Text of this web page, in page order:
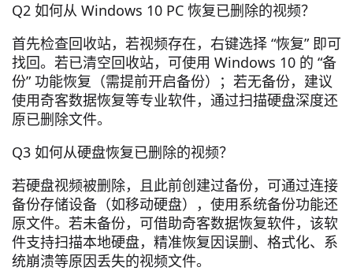
Q2 如何从 Windows 10 PC 恢复已删除的视频？
首先检查回收站，若视频存在，右键选择 “恢复” 即可
找回。若已清空回收站，可使用 Windows 10 的 “备
份” 功能恢复（需提前开启备份）；若无备份，建议
使用奇客数据恢复等专业软件，通过扫描硬盘深度还
原已删除文件。
Q3 如何从硬盘恢复已删除的视频？
若硬盘视频被删除，且此前创建过备份，可通过连接
备份存储设备（如移动硬盘），使用系统备份功能还
原文件。若未备份，可借助奇客数据恢复软件，该软
件支持扫描本地硬盘，精准恢复因误删、格式化、系
统崩溃等原因丢失的视频文件。